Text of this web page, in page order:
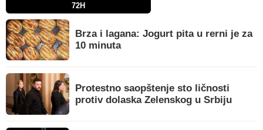
72H
Brza i lagana: Jogurt pita u rerni je za
10 minuta
Protestno saopštenje sto ličnosti
protiv dolaska Zelenskog u Srbiju